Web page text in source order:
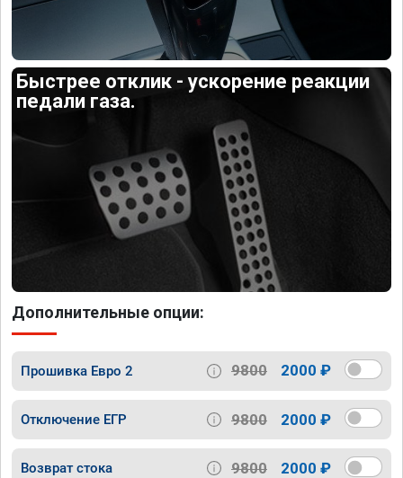
Быстрее отклик - ускорение реакции
педали газа.
Дополнительные опции:
Прошивка Евро 2 9800 2000 ₽
Отключение ЕГР 9800 2000 ₽
Возврат стока 9800 2000 ₽